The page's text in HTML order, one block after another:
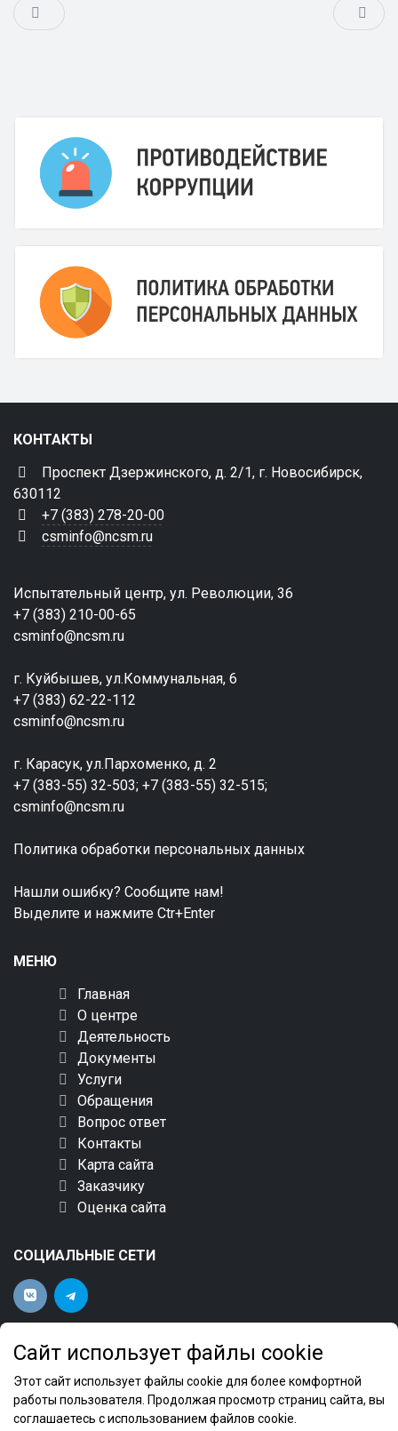
КОНТАКТЫ
Проспект Дзержинского, д. 2/1, г. Новосибирск,
630112
+7 (383) 278-20-00
csminfo@ncsm.ru
Испытательный центр, ул. Революции, 36
+7 (383) 210-00-65
csminfo@ncsm.ru
г. Куйбышев, ул.Коммунальная, 6
+7 (383) 62-22-112
csminfo@ncsm.ru
г. Карасук, ул.Пархоменко, д. 2
+7 (383-55) 32-503; +7 (383-55) 32-515;
csminfo@ncsm.ru
Политика обработки персональных данных
Нашли ошибку? Сообщите нам!
Выделите и нажмите Ctr+Enter
МЕНЮ
Главная
О центре
Деятельность
Документы
Услуги
Обращения
Вопрос ответ
Контакты
Карта сайта
Заказчику
Оценка сайта
СОЦИАЛЬНЫЕ СЕТИ
Сайт использует файлы cookie
Этот сайт использует файлы cookie для более комфортной
работы пользователя. Продолжая просмотр страниц сайта, вы
соглашаетесь с использованием файлов cookie.